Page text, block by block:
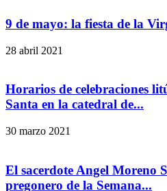
9 de mayo: la fiesta de la
28 abril 2021
Horarios de celebraciones
Santa en la catedral de...
30 marzo 2021
El sacerdote Angel Moreno
pregonero de la Semana...